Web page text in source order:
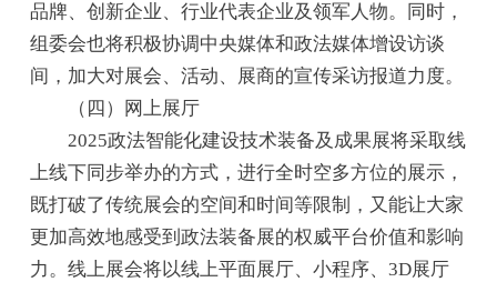
品牌、创新企业、行业代表企业及领军人物。同时，
组委会也将积极协调中央媒体和政法媒体增设访谈
间，加大对展会、活动、展商的宣传采访报道力度。
（四）网上展厅
2025政法智能化建设技术装备及成果展将采取线
上线下同步举办的方式，进行全时空多方位的展示，
既打破了传统展会的空间和时间等限制，又能让大家
更加高效地感受到政法装备展的权威平台价值和影响
力。线上展会将以线上平面展厅、小程序、3D展厅